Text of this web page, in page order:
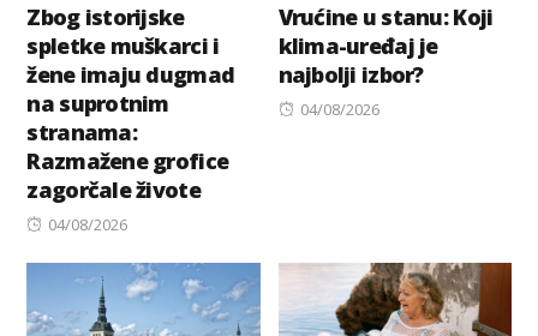
Zbog istorijske
spletke muškarci i
žene imaju dugmad
na suprotnim
stranama:
Razmažene grofice
zagorčale živote
Posted
04/08/2026
Vrućine u stanu: Koji
klima-uređaj je
najbolji izbor?
Posted
04/08/2026